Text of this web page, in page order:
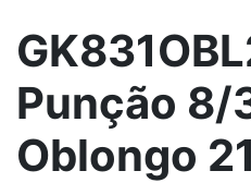
Punção 8/
Oblongo